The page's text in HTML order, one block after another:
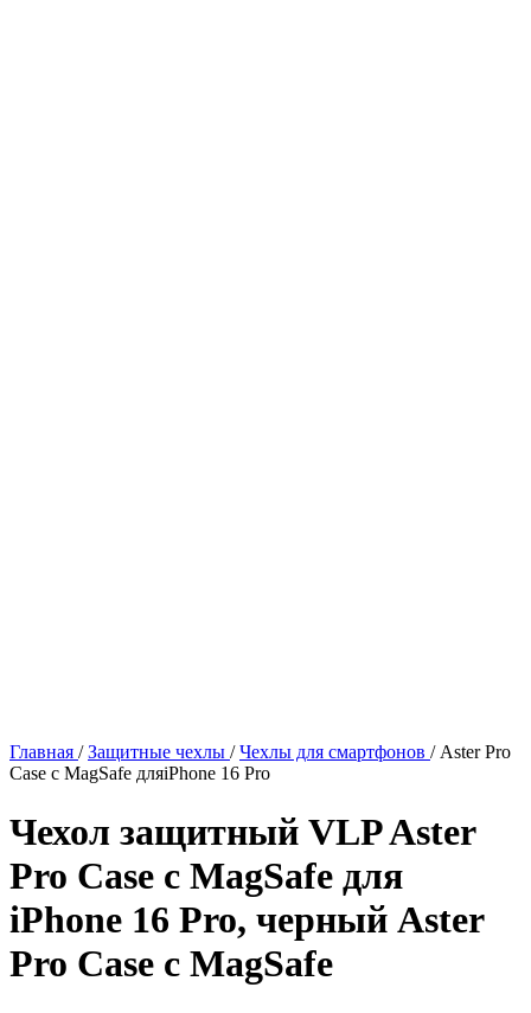
Главная / Защитные чехлы / Чехлы для смартфонов / Aster Pro
Case с MagSafe дляiPhone 16 Pro
Чехол защитный VLP Aster
Pro Case с MagSafe для
iPhone 16 Pro, черный Aster
Pro Case с MagSafe